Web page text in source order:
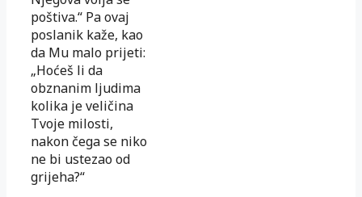
poštiva.“ Pa ovaj
poslanik kaže, kao
da Mu malo prijeti:
„Hoćeš li da
obznanim ljudima
kolika je veličina
Tvoje milosti,
nakon čega se niko
ne bi ustezao od
grijeha?“